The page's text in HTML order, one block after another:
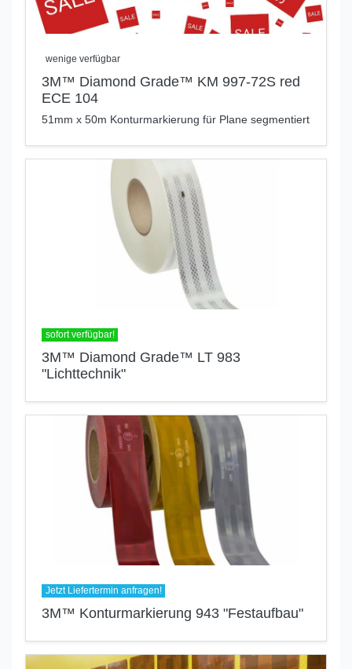
wenige verfügbar
3M™ Diamond Grade™ KM 997-72S red
ECE 104
51mm x 50m Konturmarkierung für Plane segmentiert
sofort verfügbar!
3M™ Diamond Grade™ LT 983
"Lichttechnik"
Jetzt Liefertermin anfragen!
3M™ Konturmarkierung 943 "Festaufbau"